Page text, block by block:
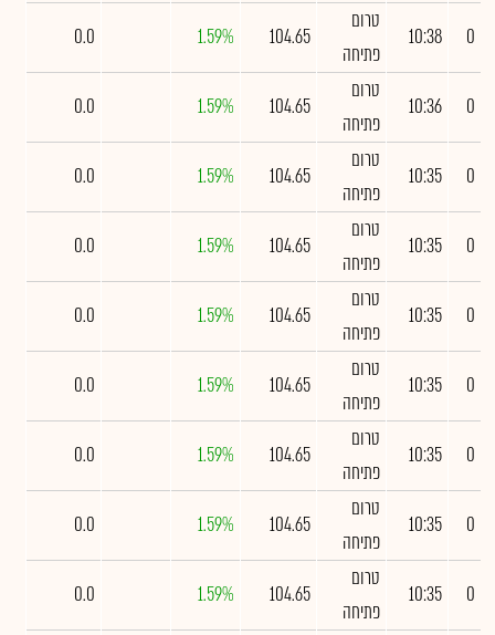
0
10:38
טרום
פתיחה
104.65
1.59%
0.0
0
10:36
טרום
פתיחה
104.65
1.59%
0.0
0
10:35
טרום
פתיחה
104.65
1.59%
0.0
0
10:35
טרום
פתיחה
104.65
1.59%
0.0
0
10:35
טרום
פתיחה
104.65
1.59%
0.0
0
10:35
טרום
פתיחה
104.65
1.59%
0.0
0
10:35
טרום
פתיחה
104.65
1.59%
0.0
0
10:35
טרום
פתיחה
104.65
1.59%
0.0
0
10:35
טרום
פתיחה
104.65
1.59%
0.0